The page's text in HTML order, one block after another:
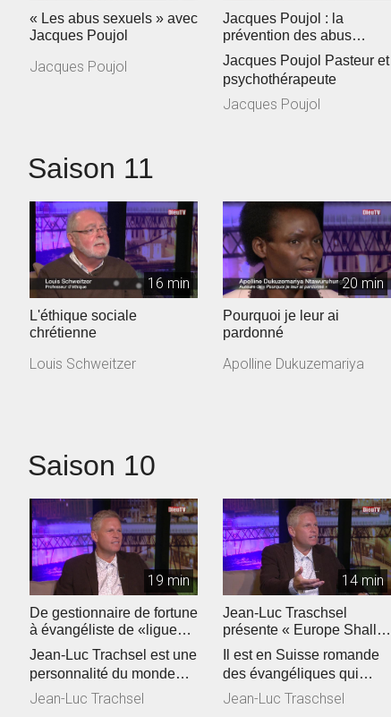
« Les abus sexuels » avec
Jacques Poujol
Jacques Poujol
Jacques Poujol : la
prévention des abus
sexuels dans les Eglises
Jacques Poujol Pasteur et
psychothérapeute
Jacques Poujol
Saison 11
16 min
L'éthique sociale
chrétienne
Louis Schweitzer
20 min
Pourquoi je leur ai
pardonné
Apolline Dukuzemariya
Saison 10
19 min
De gestionnaire de fortune
à évangéliste de «ligue
européenne"
Jean-Luc Trachsel est une
personnalité du monde
évangélique de Suisse
Jean-Luc Trachsel
14 min
Jean-Luc Traschsel
présente « Europe Shall
Be Saved »
Il est en Suisse romande
des évangéliques qui
voient grand. Jean-Luc
Jean-Luc Traschsel